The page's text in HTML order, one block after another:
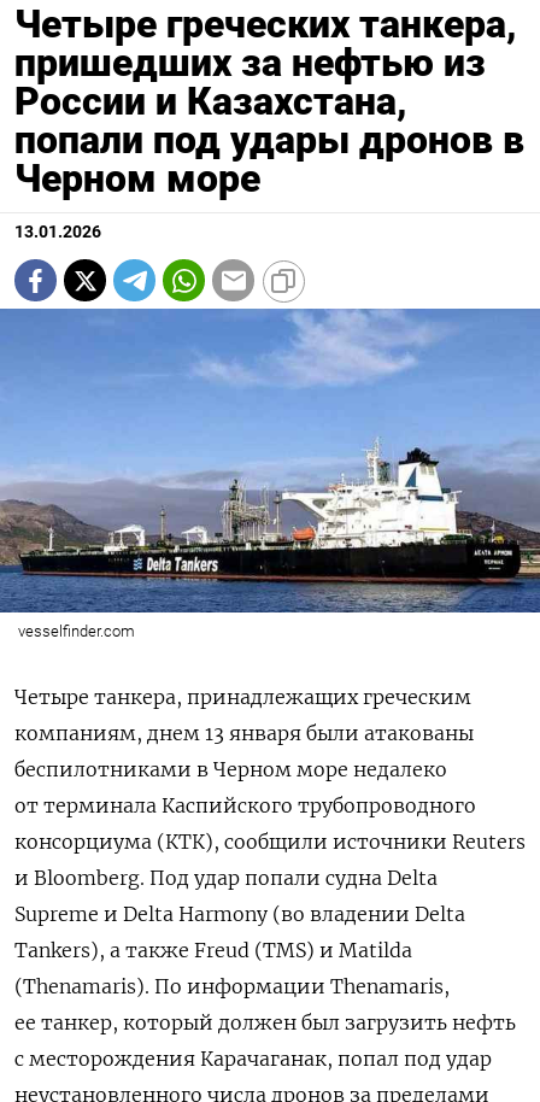
Четыре греческих танкера,
пришедших за нефтью из
России и Казахстана,
попали под удары дронов в
Черном море
13.01.2026
vesselfinder.com
Четыре танкера, принадлежащих греческим
компаниям, днем 13 января были атакованы
беспилотниками в Черном море недалеко
от терминала Каспийского ⁠трубопроводного
консорциума (КТК), сообщили источники Reuters
и Bloomberg. Под удар попали судна Delta
Supreme и Delta Harmony (во владении Delta
Tankers), а также Freud (TMS) ⁠и ‌Matilda
(Thenamaris). По информации Thenamaris,
ее танкер, который должен был загрузить нефть
с месторождения Карачаганак, попал под удар
неустановленного числа дронов за пределами